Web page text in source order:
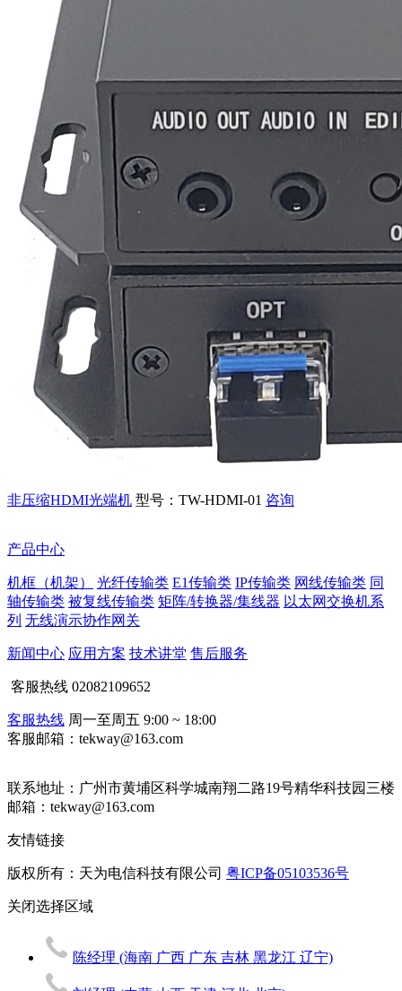
非压缩HDMI光端机 型号：TW-HDMI-01 咨询
产品中心
机框（机架） 光纤传输类 E1传输类 IP传输类 网线传输类 同
轴传输类 被复线传输类 矩阵/转换器/集线器 以太网交换机系
列 无线演示协作网关
新闻中心 应用方案 技术讲堂 售后服务
客服热线 02082109652
客服热线 周一至周五 9:00 ~ 18:00
客服邮箱：tekway@163.com
联系地址： 广州市黄埔区科学城南翔二路19号精华科技园三楼
邮箱：tekway@163.com
友情链接
版权所有：天为电信科技有限公司 粤ICP备05103536号
关闭选择区域
陈经理 (海南 广西 广东 吉林 黑龙江 辽宁)